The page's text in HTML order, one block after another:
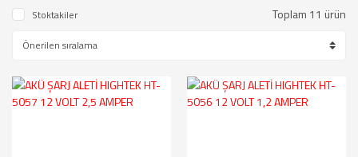
Stoktakiler Toplam 11 ürün